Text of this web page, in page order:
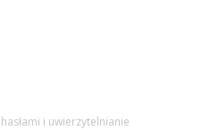
i uwierzytelnianie